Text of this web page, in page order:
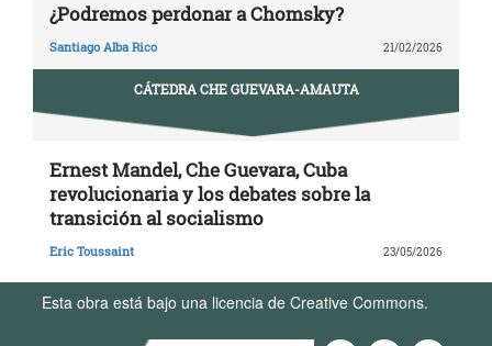
¿Podremos perdonar a Chomsky?
Santiago Alba Rico 21/02/2026
CÁTEDRA CHE GUEVARA-AMAUTA
Ernest Mandel, Che Guevara, Cuba
revolucionaria y los debates sobre la
transición al socialismo
Eric Toussaint 23/05/2026
Esta obra está bajo una licencia de Creative Commons.